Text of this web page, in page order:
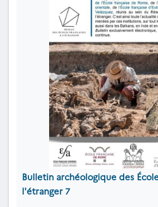
Bulletin archéologique des
l'étranger 7